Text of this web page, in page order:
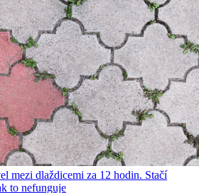
mezi dlaždicemi za 12 hodin. Stačí
to nefunguje